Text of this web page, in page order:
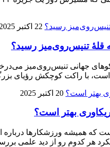
22 اکتبر 2025
جهانی تنیس‌روی‌میز
با راکت کوچکش رؤیای
20 اکتبر 2025
ریکاوری بهتر است؟
همیشه ورزشکارها درباره‌
هر کدوم رو از دید علمی بررسی